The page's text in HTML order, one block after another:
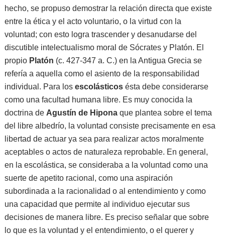
hecho, se propuso demostrar la relación directa que existe
entre la ética y el acto voluntario, o la virtud con la
voluntad; con esto logra trascender y desanudarse del
discutible intelectualismo moral de Sócrates y Platón. El
propio Platón (c. 427-347 a. C.) en la Antigua Grecia se
refería a aquella como el asiento de la responsabilidad
individual. Para los escolásticosésta debe considerarse
como una facultad humana libre. Es muy conocida la
doctrina de Agustín de Hiponaque plantea sobre el tema
del libre albedrío, la voluntad consiste precisamente en esa
libertad de actuar ya sea para realizar actos moralmente
aceptables o actos de naturaleza reprobable. En general,
en la escolástica, se consideraba a la voluntad como una
suerte de apetito racional, como una aspiración
subordinada a la racionalidad o al entendimiento y como
una capacidad que permite al individuo ejecutar sus
decisiones de manera libre. Es preciso señalar que sobre
lo que es la voluntad y el entendimiento, o el querer y